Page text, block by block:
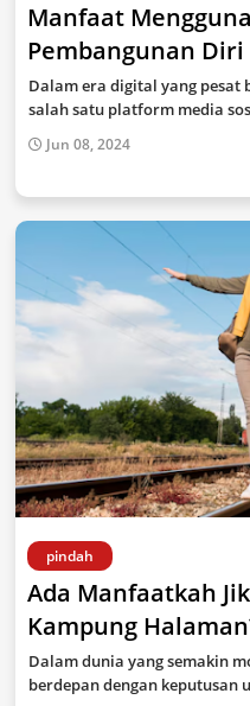
Manfaat
Pembangunan Diri
Dalam era digital yang pesat
salah satu platform media
Jun 08, 2024
pindah
Ada Manfaatkah
Kampung
Dalam dunia yang semakin
berdepan dengan